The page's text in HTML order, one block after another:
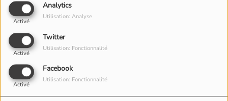
Analytics
Activé
Utilisation: Analyse
Twitter
Activé
Utilisation: Fonctionnalité
Facebook
Activé
Utilisation: Fonctionnalité
22 MAI 2026